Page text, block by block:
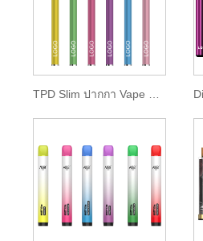
TPD Slim ปากกา Vape แบบใช้แล้วทิ้ง 350mah Battery